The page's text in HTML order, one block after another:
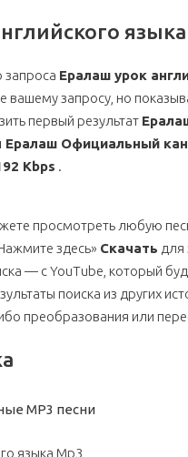
языка
запроса Ералаш урок
вашему запросу, но
первый результат
Ералаш Официальный
Kbps .
просмотреть любую
здесь» Скачать для
— с YouTube, который
поиска из других
преобразования или
MP3 песни
языка Mp3